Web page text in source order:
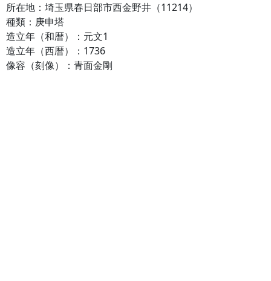
所在地：埼玉県春日部市西金野井（11214）
種類：庚申塔
造立年（和暦）：元文1
造立年（西暦）：1736
像容（刻像）：青面金剛